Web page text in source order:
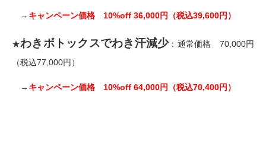
→ キャンペーン価格 10%off 36,000円（税込39,600円）
★わきボトックスでわき汗減少：通常価格 70,000円
（税込77,000円）
→ キャンペーン価格 10%off 64,000円（税込70,400円）